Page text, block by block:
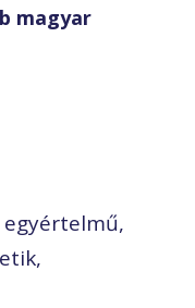
magyar